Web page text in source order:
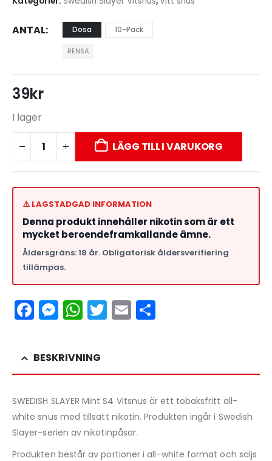
ANTAL Dosa 10-Pack
RENSA
39kr
I lager
LÄGG TILL I VARUKORG
⚠️ LAGSTADGAD INFORMATION
Denna produkt innehåller nikotin som är ett
mycket beroendeframkallande ämne.
Åldersgräns: 18 år. Obligatorisk åldersverifiering
tillämpas.
Facebook
Messenger
WhatsApp
Twitter
Email
BESKRIVNING
SWEDISH SLAYER Mint S4 Vitsnus är ett tobaksfritt all-
white snus med tillsatt nikotin. Produkten ingår i Swedish
Slayer-serien av nikotinpåsar.
Produkten består av portioner i all-white format och säljs